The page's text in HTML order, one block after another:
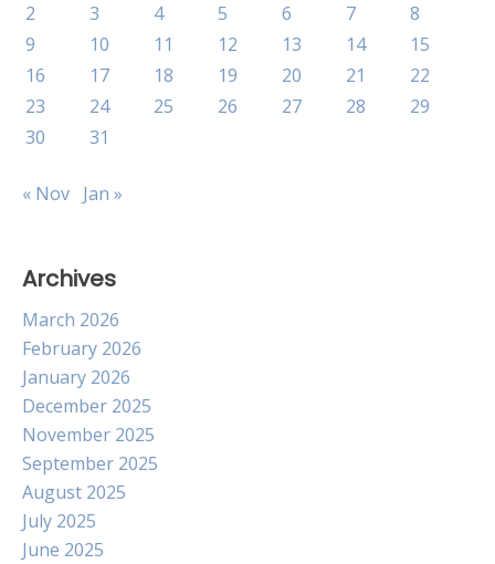
2
3 4 5 6 7
8
9
10 11 12 13 14
15
16
17 18 19 20 21
22
23
24 25 26 27 28
29
30
31
« Nov Jan »
Archives
March 2026
February 2026
January 2026
December 2025
November 2025
September 2025
August 2025
July 2025
June 2025